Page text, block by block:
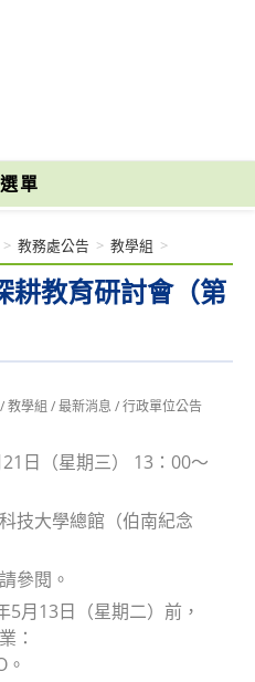
選單
耕教育研討會（第
> 教務處公告 > 教學組 >
/教學組 /最新消息 /行政單位公告
日（星期三） 13：00～
技大學總館（伯南紀念
參閱。
月13日（星期二）前，
：